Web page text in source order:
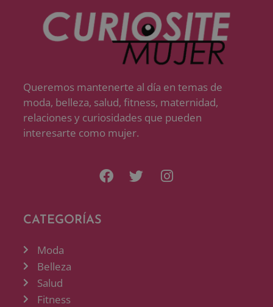
Queremos mantenerte al día en temas de
moda, belleza, salud, fitness, maternidad,
relaciones y curiosidades que pueden
interesarte como mujer.
CATEGORÍAS
Moda
Belleza
Salud
Fitness